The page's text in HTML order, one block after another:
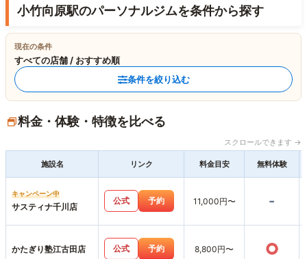
小竹向原駅のパーソナルジムを条件から探す
現在の条件
すべての店舗 / おすすめ順
条件を絞り込む
料金・体験・特徴を比べる
スクロールできます →
施設名 リンク 料金目安 無料体験
キャンペーン中
サスティナ千川店
公式 予約 11,000円〜 -
かたぎり塾江古田店 公式 予約 8,800円〜 ○